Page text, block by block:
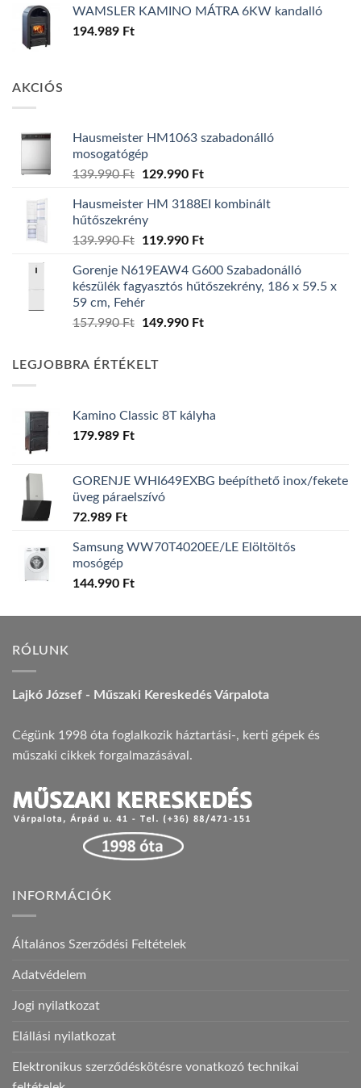
WAMSLER KAMINO MÁTRA 6KW kandalló
194.989 Ft
AKCIÓS
Hausmeister HM1063 szabadonálló
mosogatógép
139.990Ft
Original
was:
139.990 Ft.
129.990 FtCurrent
is:
Hausmeister HM 3188EI kombinált
hűtőszekrény
139.990Ft
Original
was:
139.990 Ft.
119.990 FtCurrent
is:
119.990 Ft.
Gorenje N619EAW4 G600 Szabadonálló
készülék fagyasztós hűtőszekrény, 186 x 59.5 x
59 cm, Fehér
157.990Ft
Original
157.990 Ft.
149.990 FtCurrent
LEGJOBBRA ÉRTÉKELT
Kamino Classic 8T kályha
179.989 Ft
GORENJE WHI649EXBG beépíthető inox/fekete
üveg páraelszívó
72.989 Ft
Samsung WW70T4020EE/LE Elöltöltős
mosógép
144.990 Ft
RÓLUNK
Lajkó József - Műszaki Kereskedés Várpalota
Cégünk 1998 óta foglalkozik háztartási-, kerti gépek és
műszaki cikkek forgalmazásával.
INFORMÁCIÓK
Általános Szerződési Feltételek
Adatvédelem
Jogi nyilatkozat
Elállási nyilatkozat
Elektronikus szerződéskötésre vonatkozó technikai